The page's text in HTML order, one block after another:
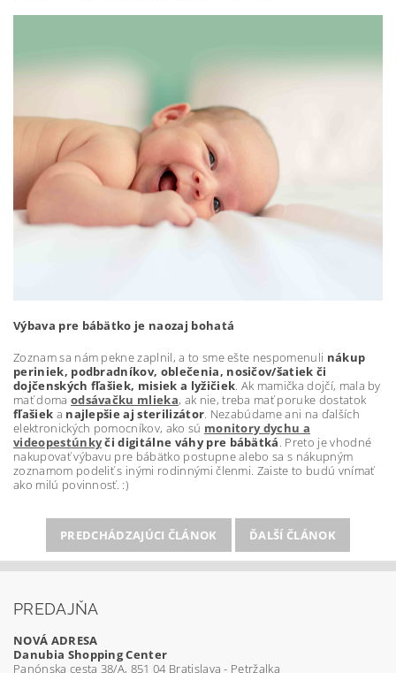
Výbava pre bábätko je naozaj bohatá
Zoznam sa nám pekne zaplnil, a to sme ešte nespomenuli nákup
periniek, podbradníkov, oblečenia, nosičov/šatiek či
dojčenských fľašiek, misiek a lyžičiek. Ak mamička dojčí, mala by
mať doma odsávačku mlieka, ak nie, treba mať poruke dostatok
fľašiek a najlepšie aj sterilizátor. Nezabúdame ani na ďalších
elektronických pomocníkov, ako sú monitory dychu a
videopestúnkyči digitálne váhy pre bábätká. Preto je vhodné
nakupovať výbavu pre bábätko postupne alebo sa s nákupným
zoznamom podeliť s inými rodinnými členmi. Zaiste to budú vnímať
ako milú povinnosť. :)
PREDCHÁDZAJÚCI ČLÁNOK ĎALŠÍ ČLÁNOK
PREDAJŇA
NOVÁ ADRESA
Danubia Shopping Center
Panónska cesta 38/A, 851 04 Bratislava - Petržalka